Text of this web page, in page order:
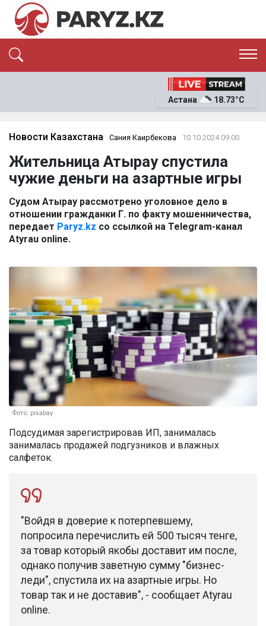
ЭКОНОМИКА
ОҚИҒА
News
Астана 18.73°C
Новости Казахстана Сания Каирбекова 10.10.2024 09:00
Жительница Атырау спустила
чужие деньги на азартные игры
Судом Атырау рассмотрено уголовное дело в
отношении гражданки Г. по факту мошенничества,
передает Paryz.kz со ссылкой на Telegram-канал
Atyrau online.
Фото: pixabay
Подсудимая зарегистрировав ИП, занималась
занималась продажей подгузников и влажных
салфеток.
"Войдя в доверие к потерпевшему,
попросила перечислить ей 500 тысяч тенге,
за товар который якобы доставит им после,
однако получив заветную сумму "бизнес-
леди", спустила их на азартные игры. Но
товар так и не доставив", - сообщает Atyrau
online.